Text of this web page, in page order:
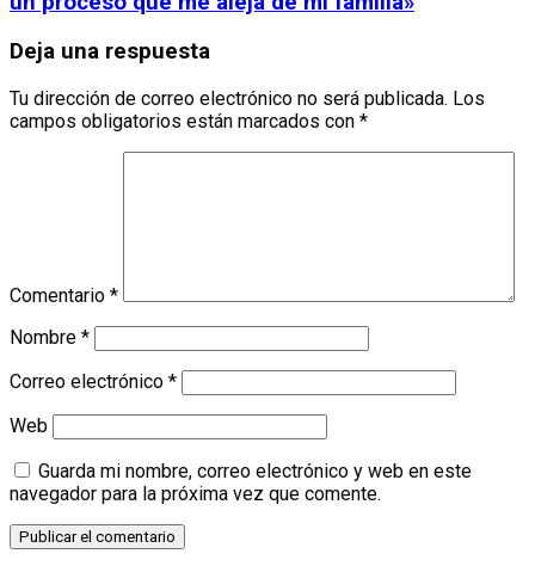
Deja una respuesta
Tu dirección de correo electrónico no será publicada. Los
campos obligatorios están marcados con *
Comentario *
Nombre *
Correo electrónico *
Web
Guarda mi nombre, correo electrónico y web en este
navegador para la próxima vez que comente.